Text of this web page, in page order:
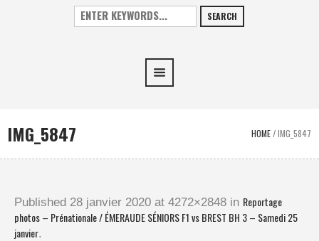
SEARCH
IMG_5847 HOME/IMG_5847
Published 28 janvier 2020 at 4272×2848 in Reportage
photos – Prénationale / ÉMERAUDE SÉNIORS F1 vs BREST BH 3 – Samedi 25
janvier.